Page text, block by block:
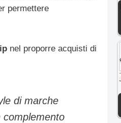
permettere
nel proporre acquisti di
di marche
complemento